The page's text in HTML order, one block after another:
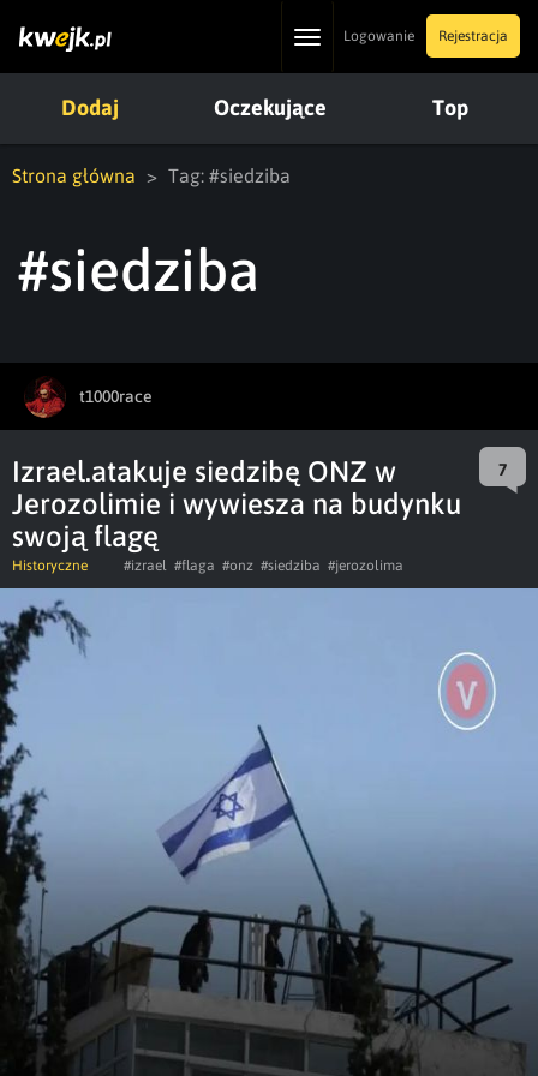
ToggleLogowanie Rejestracja
Dodaj Oczekujące Top
Strona główna Tag: #siedziba
#siedziba
t1000race
Izrael.atakuje siedzibę ONZ w
Jerozolimie i wywiesza na budynku
swoją flagę
7
Historyczne #izrael #flaga #onz #siedziba #jerozolima